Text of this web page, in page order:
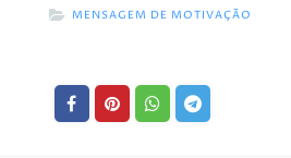
MENSAGEM DE MOTIVAÇÃO